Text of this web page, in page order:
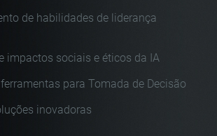
de habilidades de liderança
impactos sociais e éticos da IA
para Tomada de Decisão
inovadoras